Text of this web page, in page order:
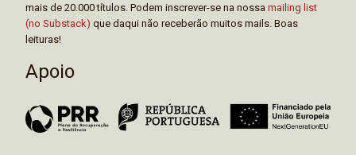
mais de 20.000 títulos. Podem inscrever-se na nossa mailing list
(no Substack) que daqui não receberão muitos mails. Boas
leituras!
Apoio